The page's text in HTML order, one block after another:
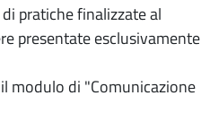
pratiche finalizzate al
presentate esclusivamente
modulo di "Comunicazione